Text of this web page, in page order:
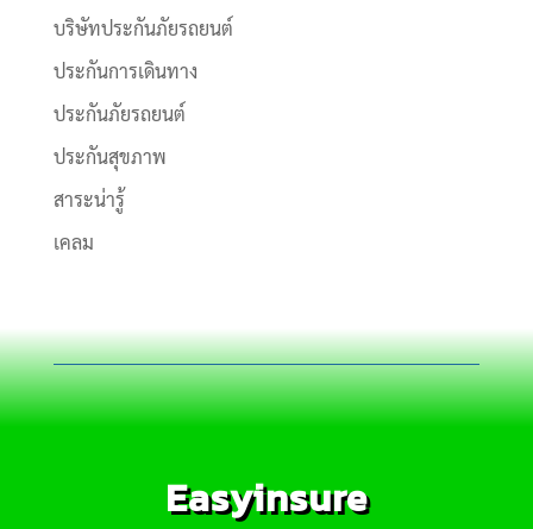
บริษัทประกันภัยรถยนต์
ประกันการเดินทาง
ประกันภัยรถยนต์
ประกันสุขภาพ
สาระน่ารู้
เคลม
Easyinsure